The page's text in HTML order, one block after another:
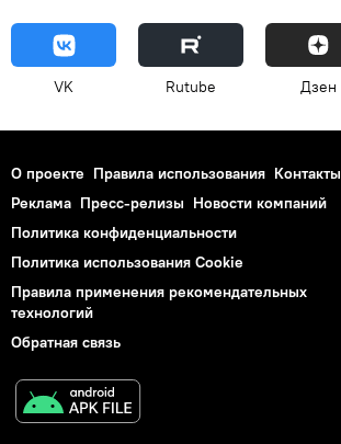
VK Rutube Дзен
О проекте Правила использования Контакты
Реклама Пресс-релизы Новости компаний
Политика конфиденциальности
Политика использования Cookie
Правила применения рекомендательных
технологий
Обратная связь